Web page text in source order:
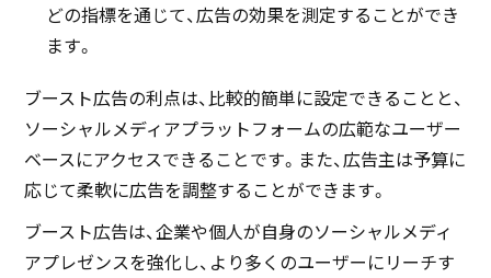
どの指標を通じて、広告の効果を測定することができ
ます。
ブースト広告の利点は、比較的簡単に設定できることと、
ソーシャルメディアプラットフォームの広範なユーザー
ベースにアクセスできることです。また、広告主は予算に
応じて柔軟に広告を調整することができます。
ブースト広告は、企業や個人が自身のソーシャルメディ
アプレゼンスを強化し、より多くのユーザーにリーチす